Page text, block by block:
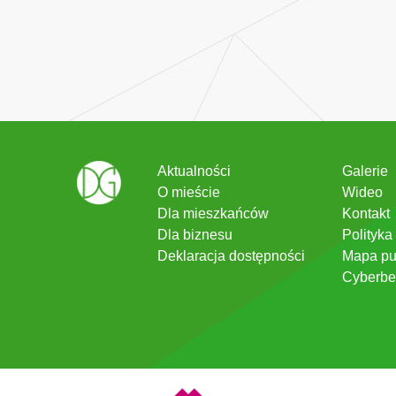
Aktualności
O mieście
Dla mieszkańców
Dla biznesu
Deklaracja dostępności
Galerie
Wideo
Kontakt
Mapa